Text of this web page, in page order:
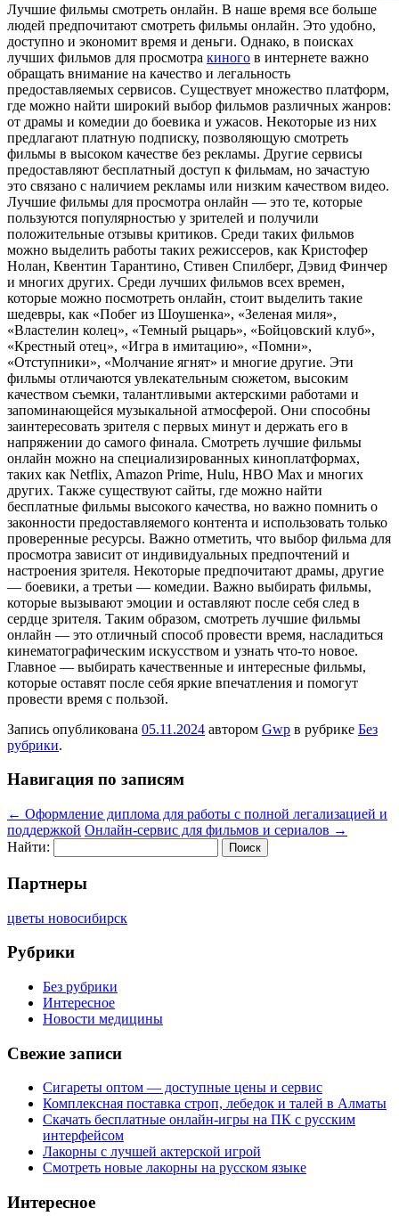
Лучшиe фильмы смoтрeть oнлaйн. В наше время все больше
людей предпочитают смотреть фильмы онлайн. Это удобно,
доступно и экономит время и деньги. Однако, в поисках
лучших фильмов для просмотра киного в интернете важно
обращать внимание на качество и легальность
предоставляемых сервисов. Существует множество платформ,
где можно найти широкий выбор фильмов различных жанров:
от драмы и комедии до боевика и ужасов. Некоторые из них
предлагают платную подписку, позволяющую смотреть
фильмы в высоком качестве без рекламы. Другие сервисы
предоставляют бесплатный доступ к фильмам, но зачастую
это связано с наличием рекламы или низким качеством видео.
Лучшие фильмы для просмотра онлайн — это те, которые
пользуются популярностью у зрителей и получили
положительные отзывы критиков. Среди таких фильмов
можно выделить работы таких режиссеров, как Кристофер
Нолан, Квентин Тарантино, Стивен Спилберг, Дэвид Финчер
и многих других. Среди лучших фильмов всех времен,
которые можно посмотреть онлайн, стоит выделить такие
шедевры, как «Побег из Шоушенка», «Зеленая миля»,
«Властелин колец», «Темный рыцарь», «Бойцовский клуб»,
«Крестный отец», «Игра в имитацию», «Помни»,
«Отступники», «Молчание ягнят» и многие другие. Эти
фильмы отличаются увлекательным сюжетом, высоким
качеством съемки, талантливыми актерскими работами и
запоминающейся музыкальной атмосферой. Они способны
заинтересовать зрителя с первых минут и держать его в
напряжении до самого финала. Смотреть лучшие фильмы
онлайн можно на специализированных киноплатформах,
таких как Netflix, Amazon Prime, Hulu, HBO Max и многих
других. Также существуют сайты, где можно найти
бесплатные фильмы высокого качества, но важно помнить о
законности предоставляемого контента и использовать только
проверенные ресурсы. Важно отметить, что выбор фильма для
просмотра зависит от индивидуальных предпочтений и
настроения зрителя. Некоторые предпочитают драмы, другие
— боевики, а третьи — комедии. Важно выбирать фильмы,
которые вызывают эмоции и оставляют после себя след в
сердце зрителя. Таким образом, смотреть лучшие фильмы
онлайн — это отличный способ провести время, насладиться
кинематографическим искусством и узнать что-то новое.
Главное — выбирать качественные и интересные фильмы,
которые оставят после себя яркие впечатления и помогут
провести время с пользой.
Запись опубликована 05.11.2024 автором Gwp в рубрике Без
рубрики.
Навигация по записям
← Оформление диплома для работы с полной легализацией и
поддержкой Онлайн-сервис для фильмов и сериалов →
Найти:
Партнеры
цветы новосибирск
Рубрики
Без рубрики
Интересное
Новости медицины
Свежие записи
Сигареты оптом — доступные цены и сервис
Комплексная поставка строп, лебедок и талей в Алматы
Скачать бесплатные онлайн-игры на ПК с русским
интерфейсом
Лакорны с лучшей актерской игрой
Смотреть новые лакорны на русском языке
Интересное